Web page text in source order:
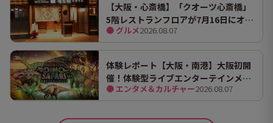
【大阪・心斎橋】「クオーツ心斎橋」
5階レストランフロアが7月16日にオー
プン！ 全国初・関西初出店を含む多彩
な9店舗
● グルメ2026.08.07
体験レポート【大阪・南港】大阪初開
催！体験型ライブエンターテインメン
ト「DINO SAFARI（ディノ サファリ）
2026」で、大迫力の恐竜の世界を体験
してきました。
● エンタメ＆カルチャー2026.08.07